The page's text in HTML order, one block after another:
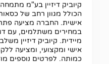
קיוביק דיזיין בע"מ
הכולל מגוון רחב של
אישית. החברה מציעה
במחירים משתלמים, עם
מיידית. קיוביק דיזיין
אישי ומקצועי, ומציעה
כמותה. לפרטים נוספים